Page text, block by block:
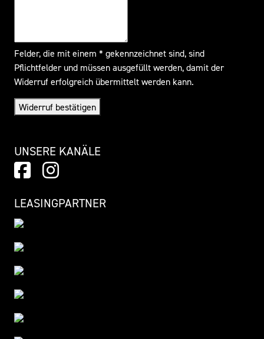
Felder, die mit einem * gekennzeichnet sind, sind
Pflichtfelder und müssen ausgefüllt werden, damit der
Widerruf erfolgreich übermittelt werden kann.
Widerruf bestätigen
UNSERE KANÄLE
LEASINGPARTNER